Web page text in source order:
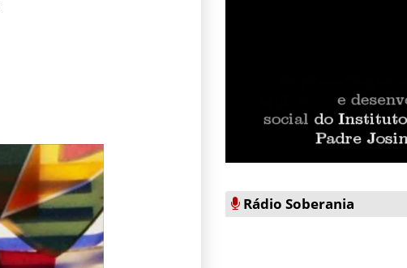
Rádio Soberania